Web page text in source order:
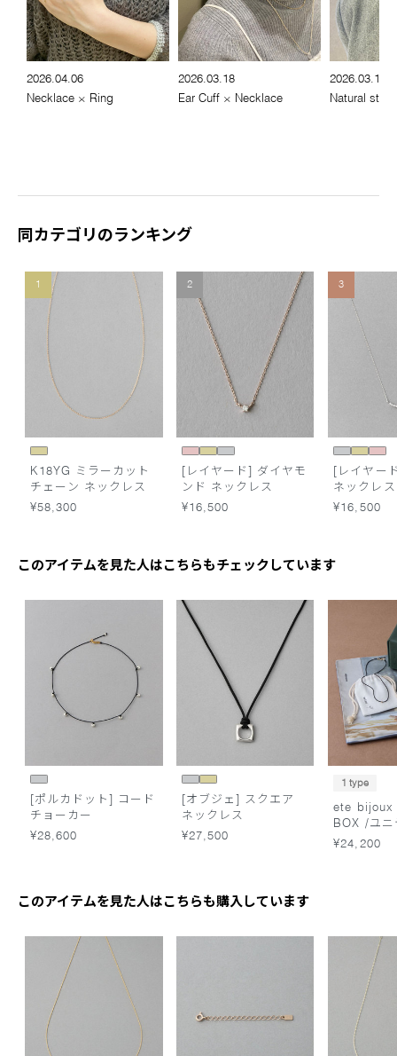
2026.04.06
Necklace × Ring
2026.03.18
Ear Cuff × Necklace
2026.03.13
Natural
同カテゴリのランキング
1
K18YG ミラーカット
チェーン ネックレス
¥58,300
2
[レイヤード] ダイヤモ
ンド ネックレス
¥16,500
3
[レイヤー
ネックレス
¥16,500
このアイテムを見た人はこちらもチェックしています
[ポルカドット] コード
チョーカー
¥28,600
[オブジェ] スクエア
ネックレス
¥27,500
1 type
ete bijoux
BOX /ユニ
¥24,200
このアイテムを見た人はこちらも購入しています